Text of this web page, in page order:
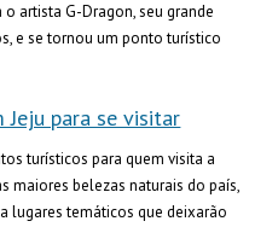
artista G-Dragon, seu grande
e se tornou um ponto turístico
para se visitar
turísticos para quem visita a
maiores belezas naturais do país,
lugares temáticos que deixarão